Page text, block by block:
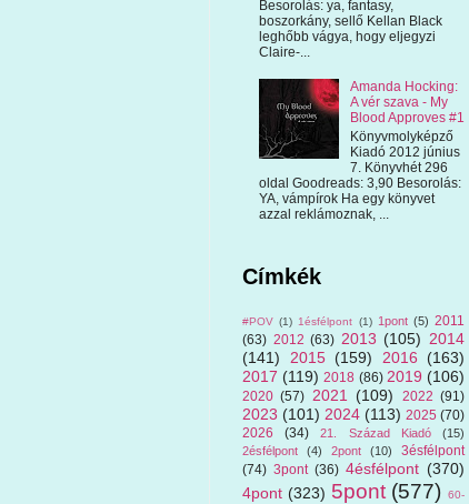
Besorolás: ya, fantasy,
boszorkány, sellő Kellan Black
leghőbb vágya, hogy eljegyzi
Claire-...
Amanda Hocking:
A vér szava - My
Blood Approves #1
Könyvmolyképző
Kiadó 2012 június
7. Könyvhét 296
oldal Goodreads: 3,90 Besorolás:
YA, vámpírok Ha egy könyvet
azzal reklámoznak, ...
Címkék
#POV (1) 1ésfélpont (1) 1pont (5) 2011
(63) 2012 (63) 2013 (105) 2014
(141)
2015 (159) 2016
(163)
2017 (119) 2018 (86) 2019 (106)
2020 (57) 2021 (109) 2022 (91)
2023 (101) 2024 (113) 2025 (70)
2026
(34) 21. Század Kiadó
(15)
2ésfélpont
(4) 2pont (10)
3ésfélpont
(74) 3pont (36) 4ésfélpont (370)
4pont (323) 5pont (577) 60-